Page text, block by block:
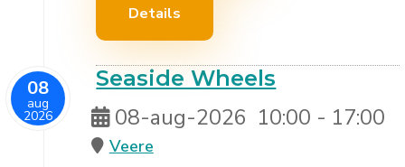
Details
08
aug
2026
Seaside Wheels
08-aug-2026 10:00 - 17:00
Veere